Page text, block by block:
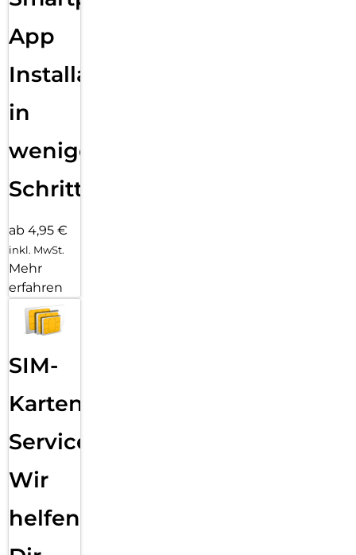
App
Installation
in
wenigen
Schritten
ab 4,95 €
inkl. MwSt.
Mehr
erfahren
SIM-
Karten
Service:
Wir
helfen